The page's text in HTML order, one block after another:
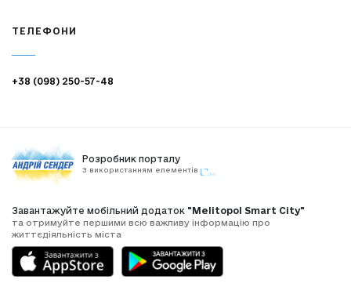
ТЕЛЕФОНИ
+38 (098) 250-57-48
Розробник порталу
З використанням елементів
Завантажуйте мобільний додаток "Melitopol Smart City"
та отримуйте першими всю важливу інформацію про
життєдіяльність міста